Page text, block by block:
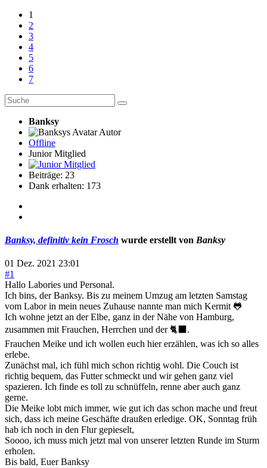
1
2
3
4
5
6
7
Banksy
Autor
Offline
Junior Mitglied
Beiträge: 23
Dank erhalten: 173
Banksy, definitiv kein Frosch wurde erstellt von Banksy
01 Dez. 2021 23:01
#1
Hallo Labories und Personal.
Ich bins, der Banksy. Bis zu meinem Umzug am letzten Samstag
vom Labor in mein neues Zuhause nannte man mich Kermit 🐸
Ich wohne jetzt an der Elbe, ganz in der Nähe von Hamburg,
zusammen mit Frauchen, Herrchen und der 🐈‍⬛.
Frauchen Meike und ich wollen euch hier erzählen, was ich so alles
erlebe.
Zunächst mal, ich fühl mich schon richtig wohl. Die Couch ist
richtig bequem, das Futter schmeckt und wir gehen ganz viel
spazieren. Ich finde es toll zu schnüffeln, renne aber auch ganz
gerne.
Die Meike lobt mich immer, wie gut ich das schon mache und freut
sich, dass ich meine Geschäfte draußen erledige. OK, Sonntag früh
hab ich noch in den Flur gepieselt,
Soooo, ich muss mich jetzt mal von unserer letzten Runde im Sturm
erholen.
Bis bald, Euer Banksy